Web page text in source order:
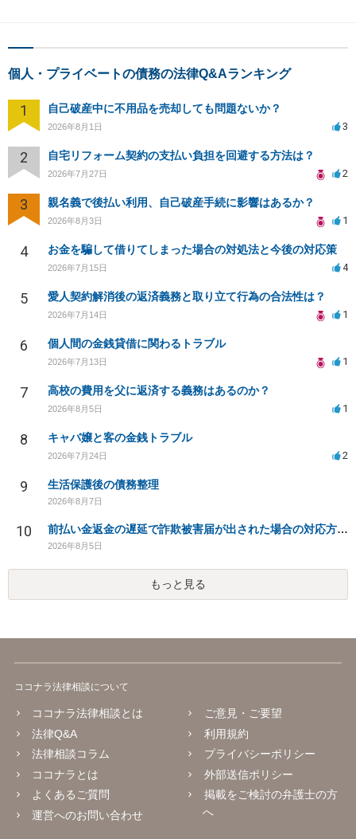
個人・プライベートの債務の法律Q&Aランキング
1 自己破産中に不用品を売却しても問題ないか？
2026年8月1日 3
2 自宅リフォーム契約の支払い負担を回避する方法は？
2026年7月27日 2
3 親名義で後払い利用、自己破産手続に影響はあるか？
2026年8月3日 1
4 お金を騙して借りてしまった場合の対処法と今後の対応策
2026年7月15日 4
5 愛人契約解消後の返済義務と取り立て行為の合法性は？
2026年7月14日 1
6 個人間の金銭貸借に関わるトラブル
2026年7月13日 1
7 高校の費用を父に返済する義務はあるのか？
2026年8月5日 1
8 キャバ嬢と客の金銭トラブル
2026年7月24日 2
9 生活保護後の債務整理
2026年8月7日
10 前払い金返金の遅延で詐欺被害届が出された場合の対応方法は？
2026年8月5日
もっと見る
ココナラ法律相談について
ココナラ法律相談とは
法律Q&A
法律相談コラム
ココナラとは
よくあるご質問
運営へのお問い合わせ
ご意見・ご要望
利用規約
プライバシーポリシー
外部送信ポリシー
掲載をご検討の弁護士の方
へ